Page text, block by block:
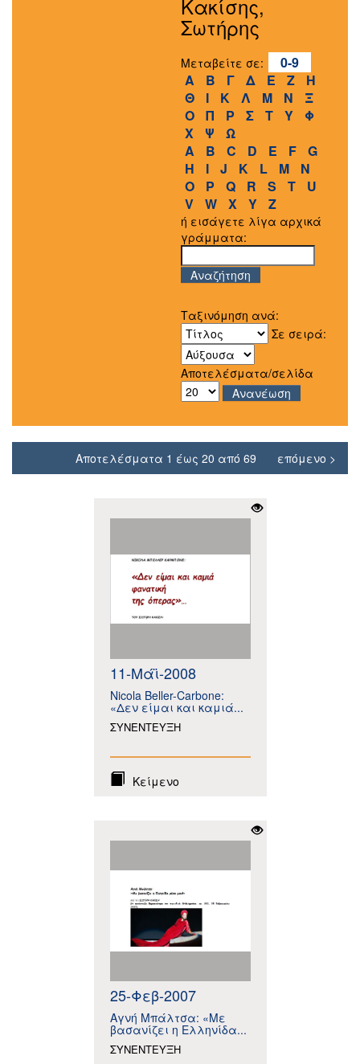
Κακίσης,
Σωτήρης
Μεταβείτε σε:
0-9
Α
Β Γ Δ Ε Ζ
Η
Θ
Ι Κ Λ Μ Ν
Ξ
Ο
Π Ρ Σ Τ Υ
Φ
Χ
Ψ
Ω
A
B C D E F
G
H
I J K L M
N
O
P Q R S T
U
V
W X Y Z
ή εισάγετε λίγα αρχικά
γράμματα:
Ταξινόμηση ανά:
Σε σειρά:
Αποτελέσματα/σελίδα
Αποτελέσματα 1 έως 20 από 69 επόμενο >
11-Μάϊ-2008
Nicola Beller-Carbone:
«Δεν είμαι και καμιά...
ΣΥΝΕΝΤΕΥΞΗ
Κείμενο
25-Φεβ-2007
Αγνή Μπάλτσα: «Με
βασανίζει η Ελληνίδα...
ΣΥΝΕΝΤΕΥΞΗ